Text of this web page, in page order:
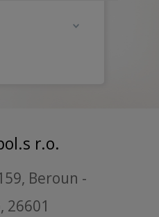
r.o.
Beroun -
26601